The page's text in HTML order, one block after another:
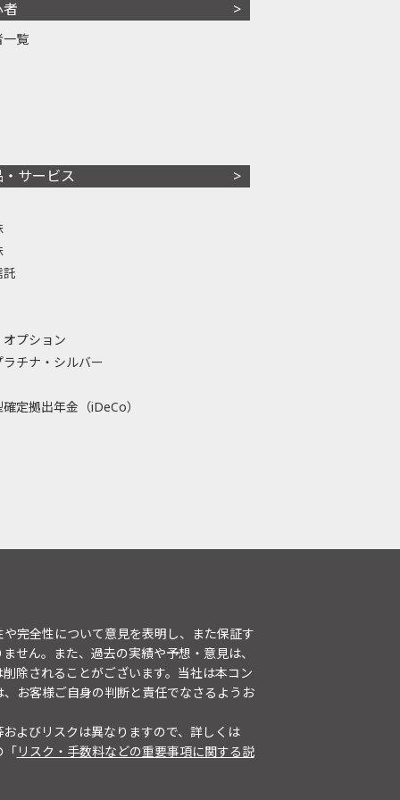
一覧
サービス
託
プション
ラチナ・シルバー
定拠出年金（iDeCo）
完全性について意見を表明し、また保証す
せん。また、過去の実績や予想・意見は、
除されることがございます。当社は本コン
お客様ご自身の判断と責任でなさるようお
よびリスクは異なりますので、詳しくは
「リスク・手数料などの重要事項に関する説